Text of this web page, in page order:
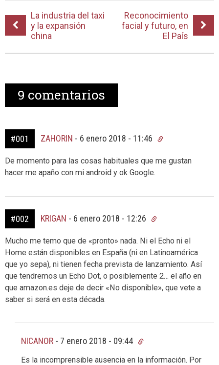
La industria del taxi
y la expansión
china
Reconocimiento
facial y futuro, en
El País
9 comentarios
#001 ZAHORIN - 6 enero 2018 - 11:46
De momento para las cosas habituales que me gustan
hacer me apaño con mi android y ok Google.
#002 KRIGAN - 6 enero 2018 - 12:26
Mucho me temo que de «pronto» nada. Ni el Echo ni el
Home están disponibles en España (ni en Latinoamérica
que yo sepa), ni tienen fecha prevista de lanzamiento. Así
que tendremos un Echo Dot, o posiblemente 2… el año en
que amazon.es deje de decir «No disponible», que vete a
saber si será en esta década.
NICANOR - 7 enero 2018 - 09:44
Es la incomprensible ausencia en la información. Por